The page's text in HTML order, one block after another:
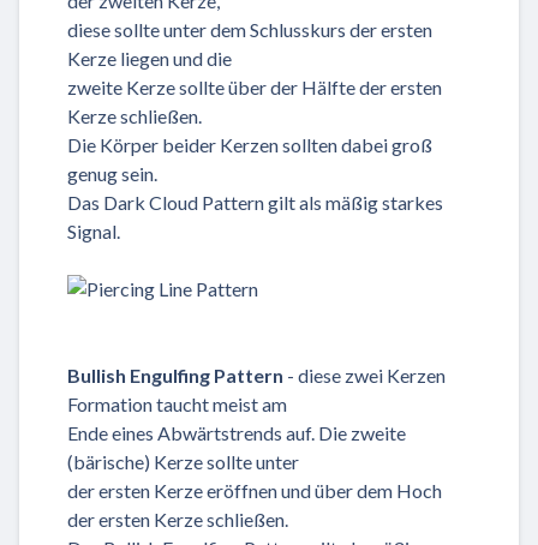
diese sollte unter dem Schlusskurs der ersten
Kerze liegen und die
zweite Kerze sollte über der Hälfte der ersten
Kerze schließen.
Die Körper beider Kerzen sollten dabei groß
genug sein.
Das Dark Cloud Pattern gilt als mäßig starkes
Signal.
Bullish Engulfing Pattern - diese zwei Kerzen
Formation taucht meist am
Ende eines Abwärtstrends auf. Die zweite
(bärische) Kerze sollte unter
der ersten Kerze eröffnen und über dem Hoch
der ersten Kerze schließen.